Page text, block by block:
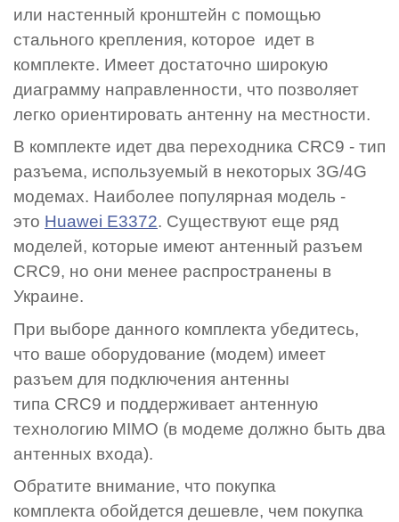
или настенный кронштейн с помощью
стального крепления, которое идет в
комплекте. Имеет достаточно широкую
диаграмму направленности, что позволяет
легко ориентировать антенну на местности.
В комплекте идет два переходника CRC9 - тип
разъема, используемый в некоторых 3G/4G
модемах. Наиболее популярная модель -
это Huawei E3372. Существуют еще ряд
моделей, которые имеют антенный разъем
CRC9, но они менее распространены в
Украине.
При выборе данного комплекта убедитесь,
что ваше оборудование (модем) имеет
разъем для подключения антенны
типа CRC9 и поддерживает антенную
технологию MIMO (в модеме должно быть два
антенных входа).
Обратите внимание, что покупка
комплекта обойдется дешевле, чем покупка